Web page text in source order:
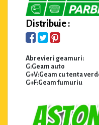
Distribuie :
Abrevieri geamuri:
G:Geam auto
G+V:Geam cu tenta
G+F:Geam fumuriu